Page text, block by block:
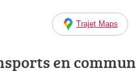
Trajet Maps
en commun